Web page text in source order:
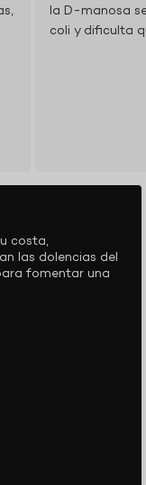
la D-manosa
coli y dificulta
costa,
las dolencias del
fomentar una